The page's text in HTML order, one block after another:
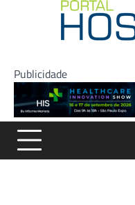
Publicidade